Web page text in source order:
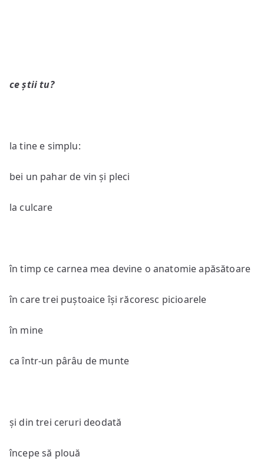
ce știi tu?
la tine e simplu:
bei un pahar de vin și pleci
la culcare
în timp ce carnea mea devine o anatomie apăsătoare
în care trei puștoaice își răcoresc picioarele
în mine
ca într-un pârâu de munte
și din trei ceruri deodată
începe să plouă